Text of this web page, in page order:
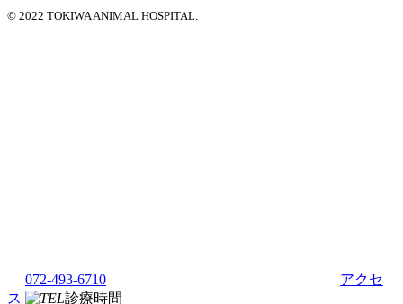
© 2022 TOKIWA ANIMAL HOSPITAL.
072-493-6710
アクセ
ス
診療時間